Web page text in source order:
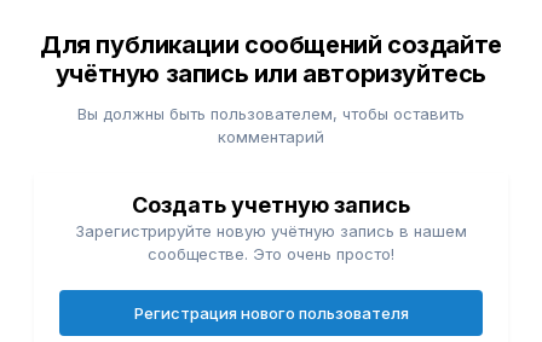
Для публикации сообщений создайте
учётную запись или авторизуйтесь
Вы должны быть пользователем, чтобы оставить
комментарий
Создать учетную запись
Зарегистрируйте новую учётную запись в нашем
сообществе. Это очень просто!
Регистрация нового пользователя